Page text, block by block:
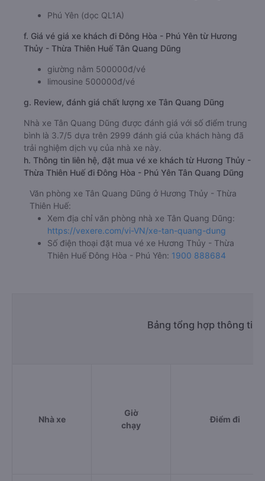
Phú Yên (dọc QL1A)
f. Giá vé giá xe khách đi Đông Hòa - Phú Yên từ Hương
Thủy - Thừa Thiên Huế Tân Quang Dũng
giường nằm 500000đ/vé
limousine 500000đ/vé
g. Review, đánh giá chất lượng xe Tân Quang Dũng
Nhà xe Tân Quang Dũng được đánh giá với số điểm trung
bình là 3.7/5 dựa trên 2999 đánh giá của khách hàng đã
trải nghiệm dịch vụ của nhà xe này.
h. Thông tin liên hệ, đặt mua vé xe khách từ Hương Thủy -
Thừa Thiên Huế đi Đông Hòa - Phú Yên Tân Quang Dũng
Văn phòng xe Tân Quang Dũng ở Hương Thủy - Thừa
Thiên Huế:
Xem địa chỉ văn phòng nhà xe Tân Quang Dũng:
https://vexere.com/vi-VN/xe-tan-quang-dung
Số điện thoại đặt mua vé xe Hương Thủy - Thừa
Thiên Huế Đông Hòa - Phú Yên: 1900 888684
Bảng tổng hợp thông tin
Nhà xe
Giờ
chạy
Điểm đi